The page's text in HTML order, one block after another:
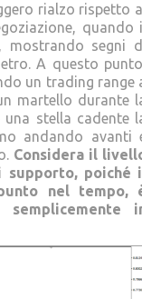
rialzo rispetto
quando
mostrando segni
A questo
un trading range
martello durante
stella cadente
andando avanti
Considera il
supporto, poiché
nel tempo,